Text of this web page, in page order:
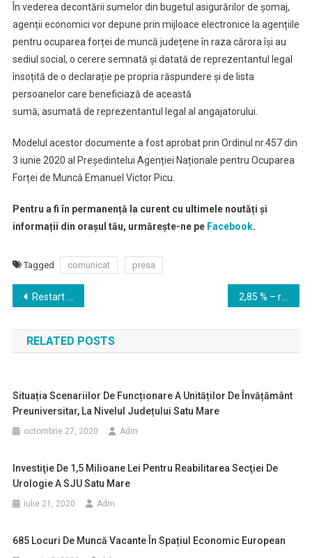
În vederea decontării sumelor din bugetul asigurărilor de șomaj,
agenții economici vor depune prin mijloace electronice la agențiile
pentru ocuparea forței de muncă județene în raza cărora își au
sediul social, o cerere semnată și datată de reprezentantul legal
însoțită de o declarație pe propria răspundere și de lista
persoanelor care beneficiază de această
sumă, asumată de reprezentantul legal al angajatorului.
Modelul acestor documente a fost aprobat prin Ordinul nr.457 din
3 iunie 2020 al Președintelui Agenției Naționale pentru Ocuparea
Forței de Muncă Emanuel Victor Picu.
Pentru a fi în permanență la curent cu ultimele noutăți și
informații din orașul tău, urmărește-ne pe Facebook.
Tagged comunicat presa
Navigare
în
articole
Restart Satu Mare sprijin pentru companiile satmarene
RELATED POSTS
Situația Scenariilor De Funcționare A Unităților De Învățământ
Preuniversitar, La Nivelul Județului Satu Mare
octombrie 27, 2020 Adm
Investiţie De 1,5 Milioane Lei Pentru Reabilitarea Secţiei De
Urologie A SJU Satu Mare
iulie 21, 2020 Adm
685 Locuri De Muncă Vacante În Spațiul Economic European